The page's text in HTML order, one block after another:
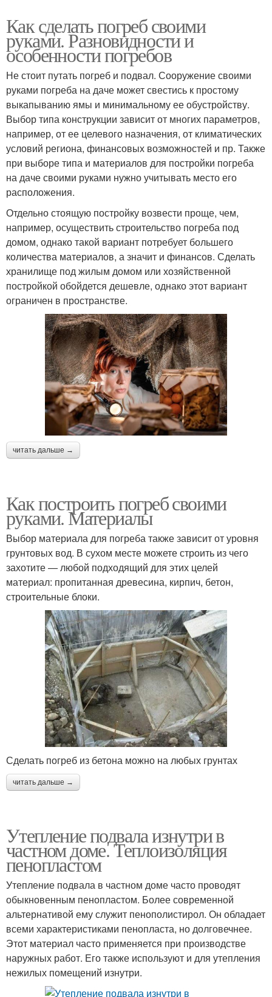
Как сделать погреб своими
руками. Разновидности и
особенности погребов
Не стоит путать погреб и подвал. Сооружение своими
руками погреба на даче может свестись к простому
выкапыванию ямы и минимальному ее обустройству.
Выбор типа конструкции зависит от многих параметров,
например, от ее целевого назначения, от климатических
условий региона, финансовых возможностей и пр. Также
при выборе типа и материалов для постройки погреба
на даче своими руками нужно учитывать место его
расположения.
Отдельно стоящую постройку возвести проще, чем,
например, осуществить строительство погреба под
домом, однако такой вариант потребует большего
количества материалов, а значит и финансов. Сделать
хранилище под жилым домом или хозяйственной
постройкой обойдется дешевле, однако этот вариант
ограничен в пространстве.
читать дальше →
Как построить погреб своими
руками. Материалы
Выбор материала для погреба также зависит от уровня
грунтовых вод. В сухом месте можете строить из чего
захотите — любой подходящий для этих целей
материал: пропитанная древесина, кирпич, бетон,
строительные блоки.
Сделать погреб из бетона можно на любых грунтах
читать дальше →
Утепление подвала изнутри в
частном доме. Теплоизоляция
пенопластом
Утепление подвала в частном доме часто проводят
обыкновенным пенопластом. Более современной
альтернативой ему служит пенополистирол. Он обладает
всеми характеристиками пенопласта, но долговечнее.
Этот материал часто применяется при производстве
наружных работ. Его также используют и для утепления
нежилых помещений изнутри.